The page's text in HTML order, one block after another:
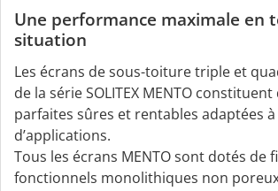
Une performance maximale en
situation
Les écrans de sous-toiture triple et
de la série SOLITEX MENTO
parfaites sûres et rentables adaptées
d’applications.
Tous les écrans MENTO sont dotés de
fonctionnels monolithiques non poreux